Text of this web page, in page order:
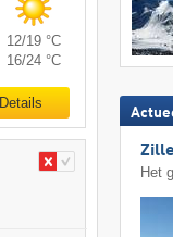
12/19 °C
16/24 °C
Details
Het